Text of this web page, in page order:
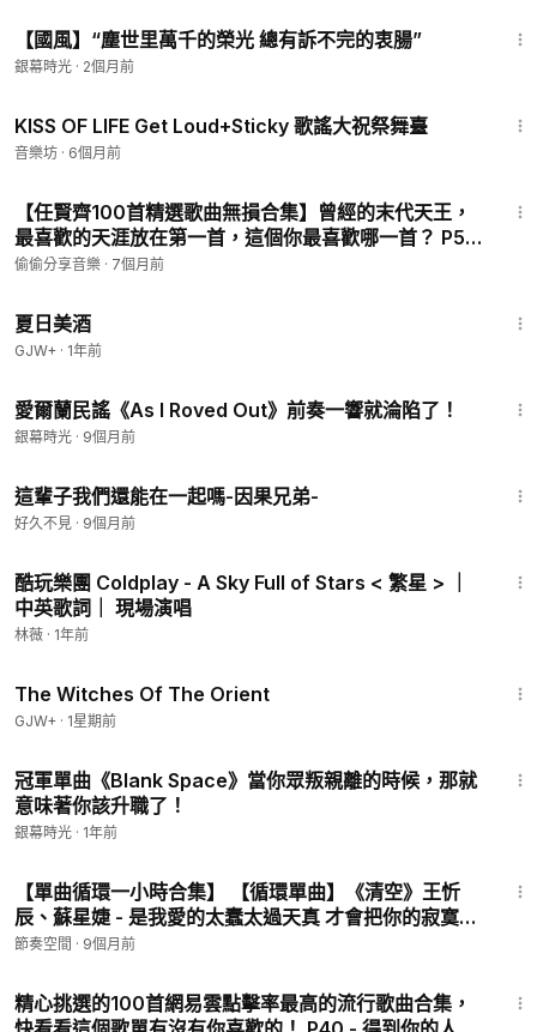
【國風】“塵世里萬千的榮光 總有訴不完的衷腸”
銀幕時光 · 2個月前
KISS OF LIFE Get Loud+Sticky 歌謠大祝祭舞臺
音樂坊 · 6個月前
【任賢齊100首精選歌曲無損合集】曾經的末代天王，
最喜歡的天涯放在第一首，這個你最喜歡哪一首？ P50
- 橋邊姑娘-任賢齊
偷偷分享音樂 · 7個月前
夏日美酒
GJW+ · 1年前
愛爾蘭民謠《As I Roved Out》前奏一響就淪陷了！
銀幕時光 · 9個月前
這輩子我們還能在一起嗎-因果兄弟-
好久不見 · 9個月前
酷玩樂團 Coldplay - A Sky Full of Stars < 繁星 > ｜
中英歌詞｜ 現場演唱
林薇 · 1年前
The Witches Of The Orient
GJW+ · 1星期前
冠軍單曲《Blank Space》當你眾叛親離的時候，那就
意味著你該升職了！
銀幕時光 · 1年前
【單曲循環一小時合集】 【循環單曲】《清空》王忻
辰、蘇星婕 - 是我愛的太蠢太過天真 才會把你的寂寞當
作契合的靈魂 也是我自作自受竟然那麼認真 相信你 多
節奏空間 · 9個月前
精心挑選的100首網易雲點擊率最高的流行歌曲合集，